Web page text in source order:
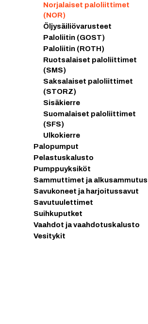
Norjalaiset paloliittimet
(NOR)
Öljysäiliövarusteet
Paloliitin (GOST)
Paloliitin (ROTH)
Ruotsalaiset paloliittimet
(SMS)
Saksalaiset paloliittimet
(STORZ)
Sisäkierre
Suomalaiset paloliittimet
(SFS)
Ulkokierre
Palopumput
Pelastuskalusto
Pumppuyksiköt
Sammuttimet ja alkusammutus
Savukoneet ja harjoitussavut
Savutuulettimet
Suihkuputket
Vaahdot ja vaahdotuskalusto
Vesitykit